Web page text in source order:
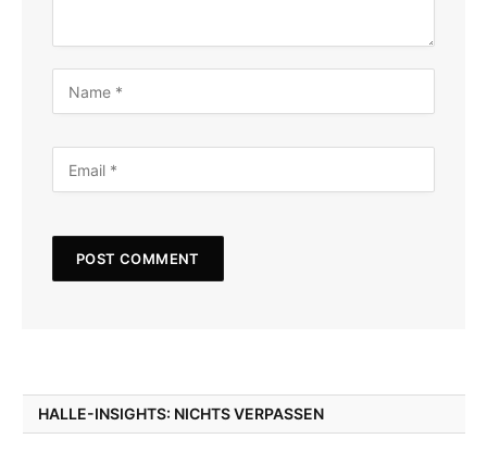
HALLE-INSIGHTS: NICHTS VERPASSEN